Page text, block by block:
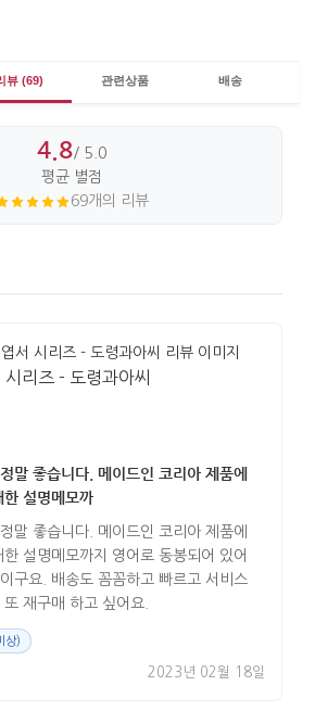
뷰 (69) 관련상품 배송
4.8/ 5.0
평균 별점
69개의 리뷰
리즈 - 도령과아씨
말 좋습니다. 메이드인 코리아 제품에
설명메모까
말 좋습니다. 메이드인 코리아 제품에
설명메모까지 영어로 동봉되어 있어
구요. 배송도 꼼꼼하고 빠르고 서비스
재구매 하고 싶어요.
상)
2023년 02월 18일